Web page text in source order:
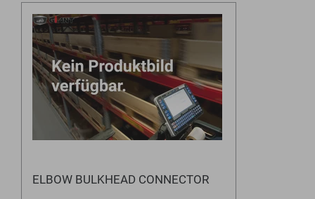
ELBOW BULKHEAD CONNECTOR